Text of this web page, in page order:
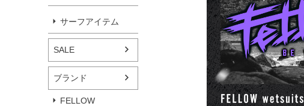
サーフアイテム
SALE
ブランド
FELLOW